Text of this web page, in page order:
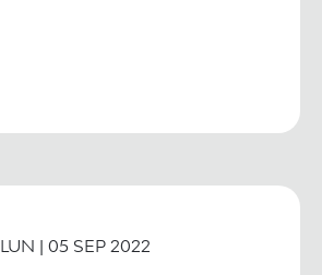
LUN | 05 SEP 2022